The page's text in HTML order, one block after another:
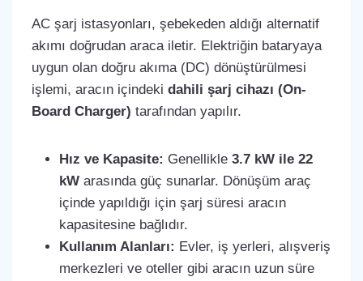
AC şarj istasyonları, şebekeden aldığı alternatif
akımı doğrudan araca iletir. Elektriğin bataryaya
uygun olan doğru akıma (DC) dönüştürülmesi
işlemi, aracın içindeki dahili şarj cihazı (On-
Board Charger) tarafından yapılır.
Hız ve Kapasite: Genellikle 3.7 kW ile 22
kWarasında güç sunarlar. Dönüşüm araç
içinde yapıldığı için şarj süresi aracın
kapasitesine bağlıdır.
Kullanım Alanları: Evler, iş yerleri, alışveriş
merkezleri ve oteller gibi aracın uzun süre